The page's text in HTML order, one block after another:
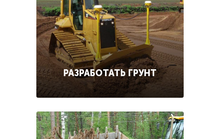
РАЗРАБОТАТЬ ГРУНТ